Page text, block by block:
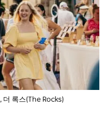
, 더 록스(The Rocks)